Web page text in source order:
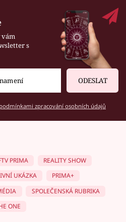
vám
s
ODESLAT
podmínkami zpracování osobních údajů
PRIMA
REALITY SHOW
UKÁZKA
PRIMA+
SPOLEČENSKÁ RUBRIKA
ONE